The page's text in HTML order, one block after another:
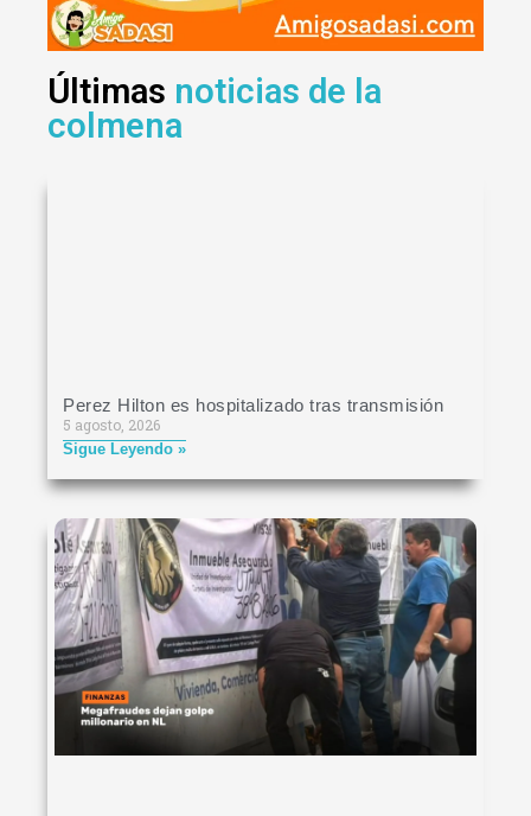
Últimas noticias de la
colmena
Perez Hilton es hospitalizado tras transmisión
5 agosto, 2026
Sigue Leyendo »